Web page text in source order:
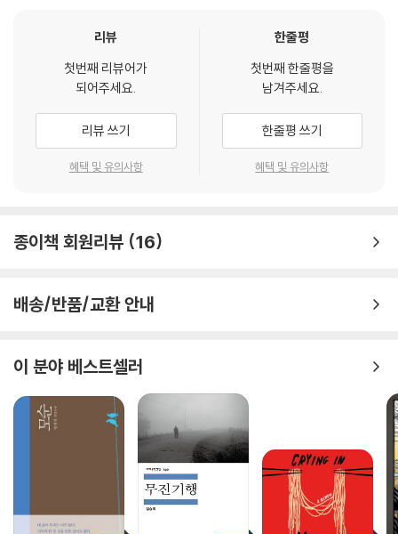
르누아르의 작품 속 장소들
[세잔과 고흐의 마을 오베르쉬르와즈]
세잔 최초의 인상파 작품
고흐의 마지막을 함께한 사람들
터 리서치)될 정도로 매력 넘치는 도시다. 파리의 무엇이 이렇게 사람들의
마음을 잡아끄는 것일까? 바로 영원불멸한 예술을 삶 속에서 가장 가까이
느낄 수 있는 도시이기 때문이 아닐까. 파리에서 예술은 현실과 유리된 상
류층의 장식품이 아닌, 모든 사람이 접근할 수 있는 삶의 일부다. 힘들 때
예술 작품을 보며 위로받고 용기를 얻는다. 파리 여행을 계획하고 있다면,
해석이 독서의 즐거움을 배가하는 특별한 책이다.
예술을 가장 가까이에서 즐기는 방법
‘본 프랑케트’ 식당 테라스에서 식사하기
- 비 오는 날이면 활기찬 도로 뒤편에 은밀하게 숨어 있는 아케이드에서 산
책하며 오래된 서점과 장난감 가게에서 쇼핑하는 소소한 즐거움을 느껴보
- 오르세 미술관에서 밀레와 쥘 브르통이 그린 〈이삭 줍는 여인들〉, 마네와
모네의 〈풀밭 위의 식사〉처럼 같은 제목 다른 느낌의 작품 비교해 보기
- 루브르 미술관에서 〈가나의 혼인 잔치〉에 등장하는 인물을 책에 소개된
내용을 따라가며 그림 속 상징을 찾아보기
리뷰
첫번째 리뷰어가
되어주세요.
리뷰 쓰기
혜택 및 유의사항
한줄평
첫번째 한줄평을
남겨주세요.
한줄평 쓰기
혜택 및 유의사항
종이책 회원리뷰 16
배송/반품/교환 안내
이 분야 베스트셀러